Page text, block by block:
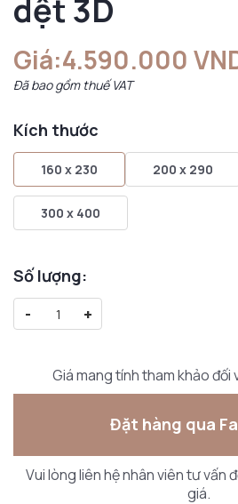
dệt 3D
Giá:4.590.000
Đã bao gồm thuế VAT
Kích thước
160 x 230 200 x 290
300 x 400
Số lượng:
-
+
Giá mang tính tham khảo đối
Đặt hàng qua
Vui lòng liên hệ nhân viên tư vấn
giá.